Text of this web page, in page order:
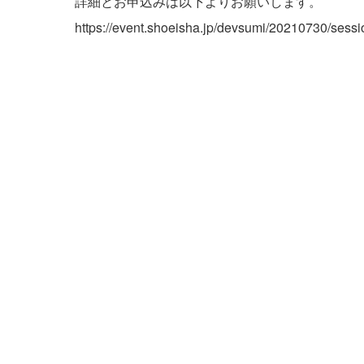
https://event.shoeisha.jp/devsumi/20210730/